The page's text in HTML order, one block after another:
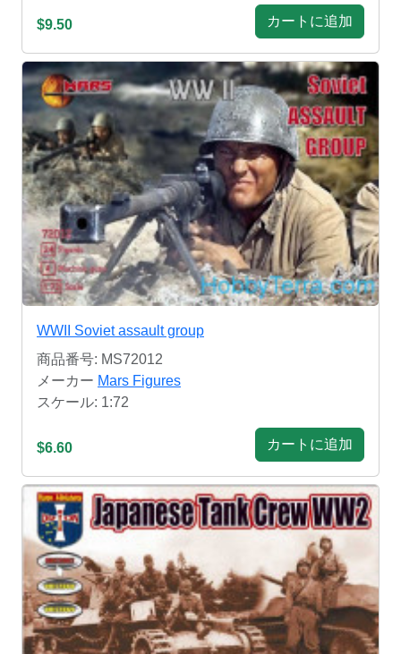
$9.50 カートに追加
WWII Soviet assault group
商品番号: MS72012
メーカー Mars Figures
スケール: 1:72
$6.60 カートに追加